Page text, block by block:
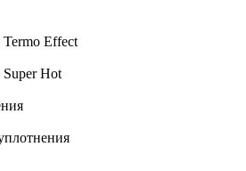
Effect
Super Нot